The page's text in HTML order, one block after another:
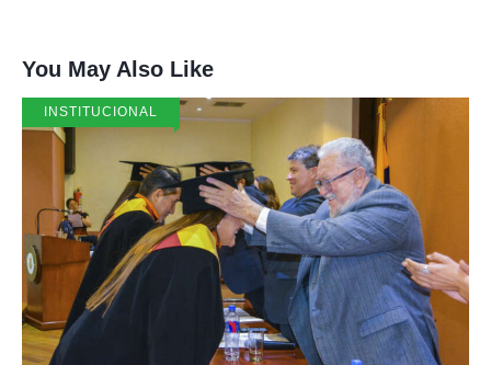
You May Also Like
INSTITUCIONAL